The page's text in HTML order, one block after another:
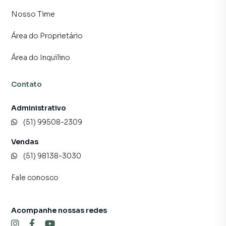
Nosso Time
Área do Proprietário
Área do Inquilino
Contato
Administrativo
(51) 99508-2309
Vendas
(51) 98138-3030
Fale conosco
Acompanhe nossas redes